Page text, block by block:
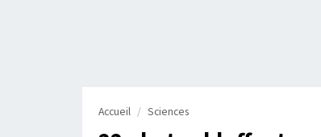
Accueil Sciences